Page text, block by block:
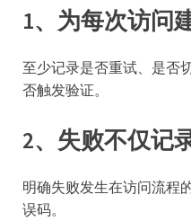
1、为每次访问
至少记录是否重试、是否
否触发验证。
2、失败不仅记
明确失败发生在访问流程
误码。